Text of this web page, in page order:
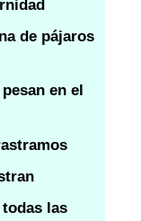
de pájaros
en el
las